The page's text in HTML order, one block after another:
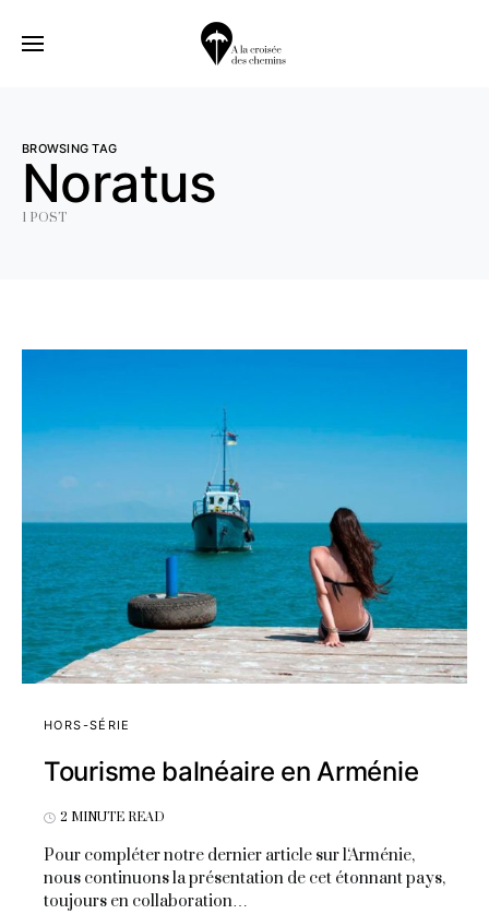
BROWSING TAG
Noratus
1 POST
HORS-SÉRIE
Tourisme balnéaire en Arménie
2 MINUTE READ
Pour compléter notre dernier article sur l‘Arménie,
nous continuons la présentation de cet étonnant pays,
toujours en collaboration…